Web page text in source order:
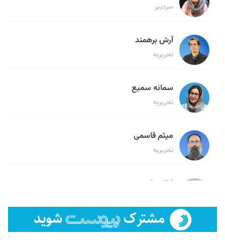
سردبیر
آرش برهمند
تحریریه
سمانه سمیع
تحریریه
میثم قاسمی
تحریریه
لیلا حنارود
فائزه فتحی رستمی